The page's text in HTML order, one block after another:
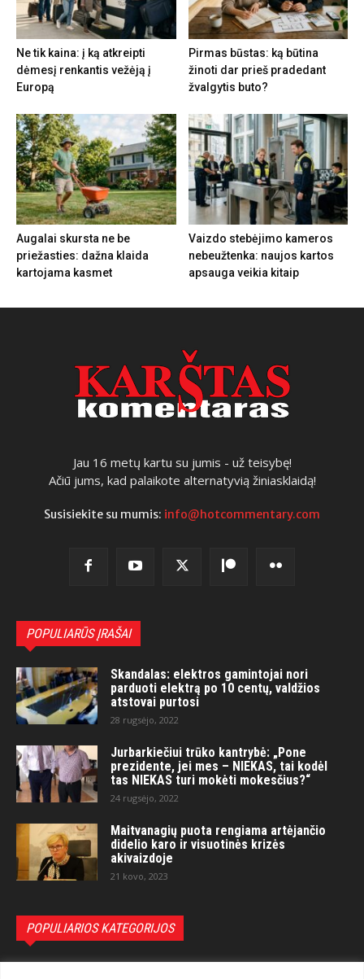
Ne tik kaina: į ką atkreipti
dėmesį renkantis vežėją į
Europą
Pirmas būstas: ką būtina
žinoti dar prieš pradedant
žvalgytis buto?
Augalai skursta ne be
priežasties: dažna klaida
kartojama kasmet
Vaizdo stebėjimo kameros
nebeužtenka: naujos kartos
apsauga veikia kitaip
Jau 16 metų kartu su jumis - už teisybę!
Ačiū jums, kad palaikote alternatyvią žiniasklaidą!
Susisiekite su mumis: info@hotcommentary.com
POPULIARŪS ĮRAŠAI
Skandalas: elektros gamintojai nori
parduoti elektrą po 10 centų, valdžios
atstovai purtosi
28 rugsėjo, 2022
Jurbarkiečiui trūko kantrybė: „Pone
prezidente, jei mes – NIEKAS, tai kodėl
tas NIEKAS turi mokėti mokesčius?“
24 rugsėjo, 2022
Maitvanagių puota rengiama artėjančio
didelio karo ir visuotinės krizės
akivaizdoje
21 kovo, 2023
POPULIARIOS KATEGORIJOS